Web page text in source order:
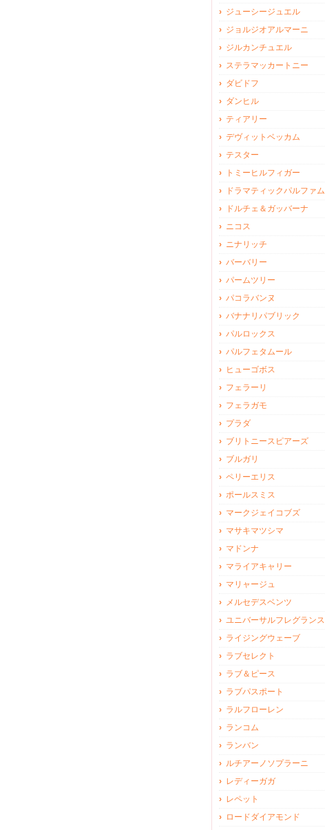
ジューシージュエル
ジョルジオアルマーニ
ジルカンチュエル
ステラマッカートニー
ダビドフ
ダンヒル
ティアリー
デヴィットベッカム
テスター
トミーヒルフィガー
ドラマティックパルファム
ドルチェ＆ガッバーナ
ニコス
ニナリッチ
バーバリー
パームツリー
パコラバンヌ
バナナリパブリック
パルロックス
パルフェタムール
ヒューゴボス
フェラーリ
フェラガモ
プラダ
ブリトニースピアーズ
ブルガリ
ペリーエリス
ポールスミス
マークジェイコブズ
マサキマツシマ
マドンナ
マライアキャリー
マリャージュ
メルセデスベンツ
ユニバーサルフレグランス
ライジングウェーブ
ラブセレクト
ラブ＆ピース
ラブパスポート
ラルフローレン
ランコム
ランバン
ルチアーノソプラーニ
レディーガガ
レペット
ロードダイアモンド